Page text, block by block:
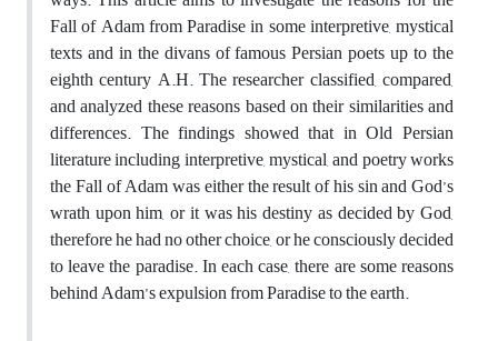
Fall of Adam from Paradise in some interpretive, mystical
texts and in the divans of famous Persian poets up to the
eighth century A.H. The researcher classified, compared,
and analyzed these reasons based on their similarities and
differences. The findings showed that in Old Persian
literature including interpretive, mystical, and poetry works
the Fall of Adam was either the result of his sin and God’s
wrath upon him, or it was his destiny as decided by God,
therefore he had no other choice, or he consciously decided
to leave the paradise. In each case, there are some reasons
behind Adam’s expulsion from Paradise to the earth.